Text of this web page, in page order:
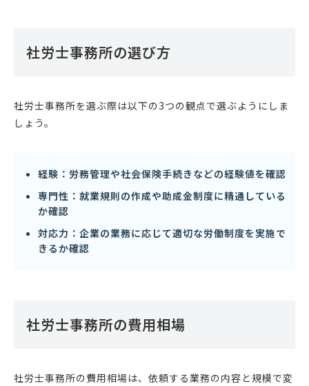
社労士事務所の選び方
社労士事務所を選ぶ際は以下の3つの観点で選ぶようにしま
しょう。
経験：労務管理や社会保険手続きなどの経験値を確認
専門性：就業規則の作成や助成金制度に精通している
か確認
対応力：企業の業務に応じて適切な労働制度を実施で
きるか確認
社労士事務所の費用相場
社労士事務所の費用相場は、依頼する業務の内容と規模で変